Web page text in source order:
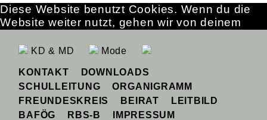
KD & MD Mode
KONTAKT
DOWNLOADS
SCHULLEITUNG
ORGANIGRAMM
FREUNDESKREIS
BEIRAT
LEITBILD
BAFÖG
RBS-B IMPRESSUM
Diese Website benutzt Cookies. Wenn du die
Website weiter nutzt, gehen wir von deinem